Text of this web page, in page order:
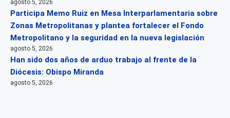
agosto 5, 2026
Participa Memo Ruiz en Mesa Interparlamentaria sobre
Zonas Metropolitanas y plantea fortalecer el Fondo
Metropolitano y la seguridad en la nueva legislación
agosto 5, 2026
Han sido dos años de arduo trabajo al frente de la
Diócesis: Obispo Miranda
agosto 5, 2026